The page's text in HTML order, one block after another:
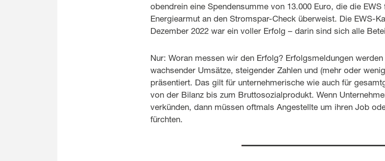
obendrein eine Spendensumme von 13.000 Euro, die die EWS
Energiearmut an den Stromspar-Check überweist. Die EWS-
Dezember 2022 war ein voller Erfolg – darin sind sich alle
Nur: Woran messen wir den Erfolg? Erfolgsmeldungen
wachsender Umsätze, steigender Zahlen und (mehr oder
präsentiert. Das gilt für unternehmerische wie auch für
von der Bilanz bis zum Bruttosozialprodukt. Wenn
verkünden, dann müssen oftmals Angestellte um ihren Job
fürchten.